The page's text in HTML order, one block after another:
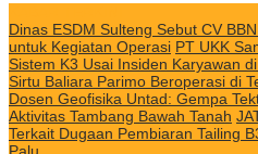
Dinas ESDM Sulteng Sebut CV
untuk Kegiatan Operasi PT UKK
Sistem K3 Usai Insiden Karyawan
Sirtu Baliara Parimo Beroperasi di
Dosen Geofisika Untad: Gempa
Aktivitas Tambang Bawah Tanah
Terkait Dugaan Pembiaran Tailing